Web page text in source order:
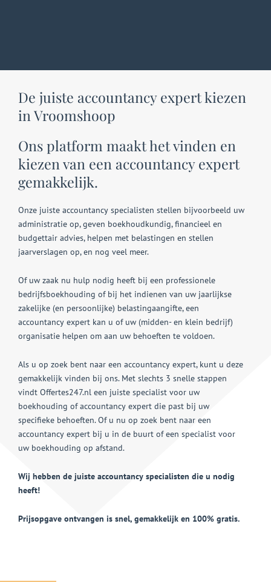
De juiste accountancy expert kiezen
in Vroomshoop
Ons platform maakt het vinden en
kiezen van een accountancy expert
gemakkelijk.
Onze juiste accountancy specialisten stellen bijvoorbeeld uw
administratie op, geven boekhoudkundig, financieel en
budgettair advies, helpen met belastingen en stellen
jaarverslagen op, en nog veel meer.
Of uw zaak nu hulp nodig heeft bij een professionele
bedrijfsboekhouding of bij het indienen van uw jaarlijkse
zakelijke (en persoonlijke) belastingaangifte, een
accountancy expert kan u of uw (midden- en klein bedrijf)
organisatie helpen om aan uw behoeften te voldoen.
Als u op zoek bent naar een accountancy expert, kunt u deze
gemakkelijk vinden bij ons. Met slechts 3 snelle stappen
vindt Offertes247.nl een juiste specialist voor uw
boekhouding of accountancy expert die past bij uw
specifieke behoeften. Of u nu op zoek bent naar een
accountancy expert bij u in de buurt of een specialist voor
uw boekhouding op afstand.
Wij hebben de juiste accountancy specialisten die u nodig
heeft!
Prijsopgave ontvangen is snel, gemakkelijk en 100% gratis.